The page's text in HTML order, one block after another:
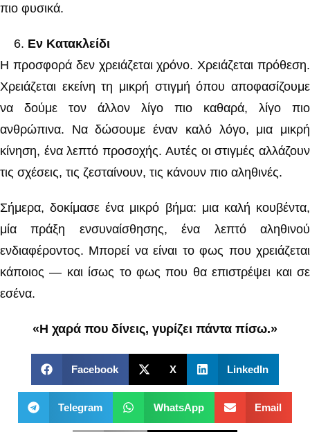
πιο φυσικά.
Εν Κατακλείδι
Η προσφορά δεν χρειάζεται χρόνο. Χρειάζεται πρόθεση.
Χρειάζεται εκείνη τη μικρή στιγμή όπου αποφασίζουμε
να δούμε τον άλλον λίγο πιο καθαρά, λίγο πιο
ανθρώπινα. Να δώσουμε έναν καλό λόγο, μια μικρή
κίνηση, ένα λεπτό προσοχής. Αυτές οι στιγμές αλλάζουν
τις σχέσεις, τις ζεσταίνουν, τις κάνουν πιο αληθινές.
Σήμερα, δοκίμασε ένα μικρό βήμα: μια καλή κουβέντα,
μία πράξη ενσυναίσθησης, ένα λεπτό αληθινού
ενδιαφέροντος. Μπορεί να είναι το φως που χρειάζεται
κάποιος — και ίσως το φως που θα επιστρέψει και σε
εσένα.
«Η χαρά που δίνεις, γυρίζει πάντα πίσω.»
Facebook X LinkedIn
Telegram WhatsApp Email